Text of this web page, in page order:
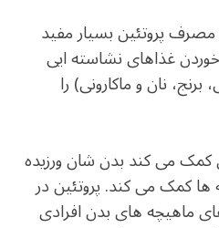
مصرف پروتئین بسیار مفید
غذاهای نشاسته ایی
نان و ماکارونی) را
کمک می کند بدن شان ورزیده
کمک می کند. پروتئين در
ماهیچه های بدن افرادی